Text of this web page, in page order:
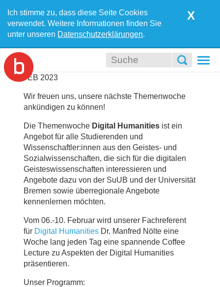
Ich stimme zu, dass diese Seite Cookies
verwendet. Weitere Informationen finden Sie
unter unseren Datenschutzerklärungen.
X
FEB 2023
Wir freuen uns, unsere nächste Themenwoche
ankündigen zu können!
Die Themenwoche Digital Humanities ist ein
Angebot für alle Studierenden und
Wissenschaftler:innen aus den Geistes- und
Sozialwissenschaften, die sich für die digitalen
Geisteswissenschaften interessieren und
Angebote dazu von der SuUB und der Universität
Bremen sowie überregionale Angebote
kennenlernen möchten.
Vom 06.-10. Februar wird unserer Fachreferent
für Digital Humanities Dr. Manfred Nölte eine
Woche lang jeden Tag eine spannende Coffee
Lecture zu Aspekten der Digital Humanities
präsentieren.
Unser Programm: